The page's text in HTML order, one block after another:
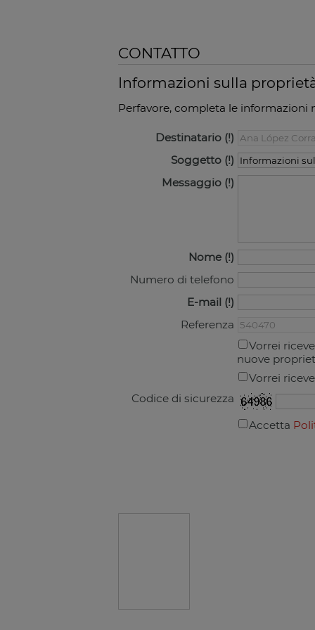
CONTATTO
Informazioni sulla
Perfavore, completa le informazioni
Destinatario
Soggetto
Messaggio
Nome
Numero di telefono
E-mail
Referenza
Vorrei
nuove
Vorrei
Codice di sicurezza
Accetta